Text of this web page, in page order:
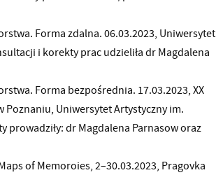
Forma zdalna. 06.03.2023, Uniwersytet
i korekty prac udzieliła dr Magdalena
Forma bezpośrednia. 17.03.2023, XX
Poznaniu, Uniwersytet Artystyczny im.
prowadziły: dr Magdalena Parnasow oraz
of Memoroies, 2–30.03.2023, Pragovka